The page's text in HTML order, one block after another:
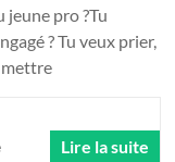
jeune pro ?Tu
? Tu veux prier,
Lire la suite